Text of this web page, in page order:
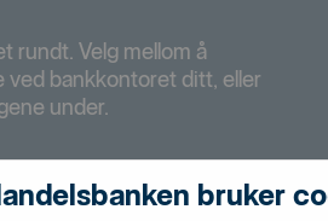
bruker
rundt. Velg mellom å
ved bankkontoret ditt, eller
under.